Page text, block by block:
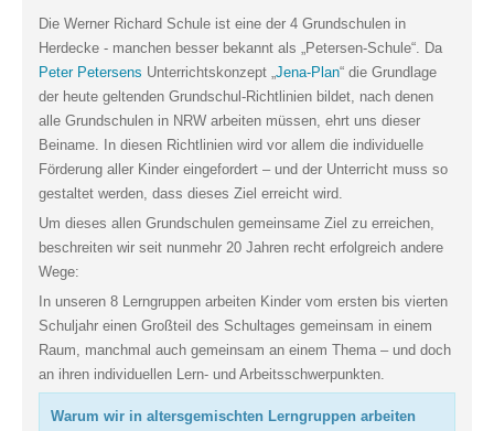
Die Werner Richard Schule ist eine der 4 Grundschulen in
Herdecke - manchen besser bekannt als „Petersen-Schule“. Da
Peter Petersens Unterrichtskonzept „Jena-Plan“ die Grundlage
der heute geltenden Grundschul-Richtlinien bildet, nach denen
alle Grundschulen in NRW arbeiten müssen, ehrt uns dieser
Beiname. In diesen Richtlinien wird vor allem die individuelle
Förderung aller Kinder eingefordert – und der Unterricht muss so
gestaltet werden, dass dieses Ziel erreicht wird.
Um dieses allen Grundschulen gemeinsame Ziel zu erreichen,
beschreiten wir seit nunmehr 20 Jahren recht erfolgreich andere
Wege:
In unseren 8 Lerngruppen arbeiten Kinder vom ersten bis vierten
Schuljahr einen Großteil des Schultages gemeinsam in einem
Raum, manchmal auch gemeinsam an einem Thema – und doch
an ihren individuellen Lern- und Arbeitsschwerpunkten.
Warum wir in altersgemischten Lerngruppen arbeiten